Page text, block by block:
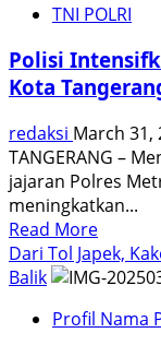
Metro
Kota
untuk
Amankan
Malam
Takbir
dan
Shalat
Ied
TNI POLRI
Polisi
Kota
redaksi March 31,
TANGERANG –
jajaran Polres
meningkatkan...
Read MoreRead
more
about
Dari Tol Japek,
Balik
Profil Nama